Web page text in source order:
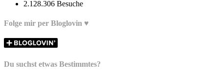
2.128.306 Besuche
Folge mir per Bloglovin ♥
Du suchst etwas Bestimmtes?